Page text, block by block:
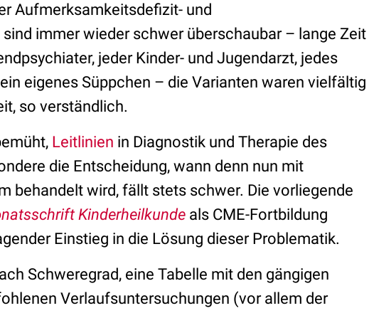
Aufmerksamkeitsdefizit- und
sind immer wieder schwer überschaubar – lange Zeit
jeder Kinder- und Jugendarzt, jedes
eigenes Süppchen – die Varianten waren vielfältig
so verständlich.
Leitlinien in Diagnostik und Therapie des
die Entscheidung, wann denn nun mit
behandelt wird, fällt stets schwer. Die vorliegende
Kinderheilkunde als CME-Fortbildung
Einstieg in die Lösung dieser Problematik.
Schweregrad, eine Tabelle mit den gängigen
Verlaufsuntersuchungen (vor allem der